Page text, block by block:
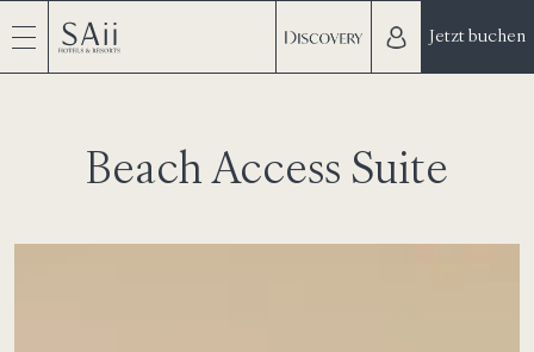
Jetzt buchen
Beach Access Suite